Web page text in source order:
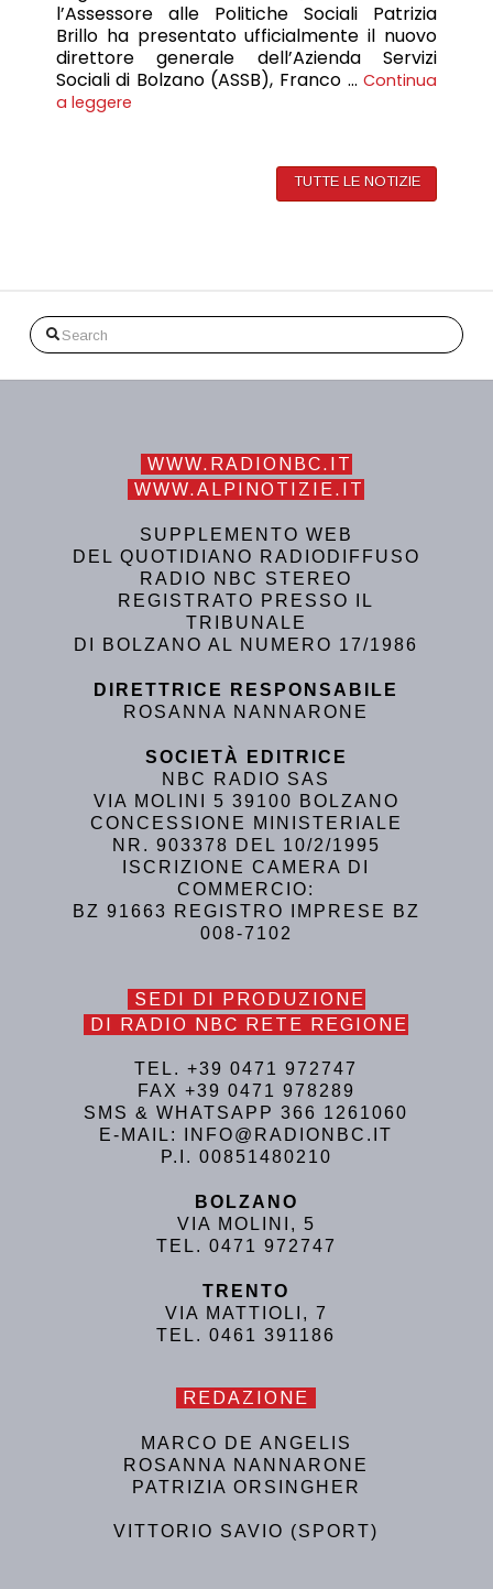
l’Assessore alle Politiche Sociali Patrizia
Brillo ha presentato ufficialmente il nuovo
direttore generale dell’Azienda Servizi
Sociali di Bolzano (ASSB), Franco …Continua
a leggere
TUTTE LE NOTIZIE
Search
WWW.RADIONBC.IT
WWW.ALPINOTIZIE.IT
SUPPLEMENTO WEB
DEL QUOTIDIANO RADIODIFFUSO
RADIO NBC STEREO
REGISTRATO PRESSO IL
TRIBUNALE
DI BOLZANO AL NUMERO 17/1986
DIRETTRICE RESPONSABILE
ROSANNA NANNARONE
SOCIETÀ EDITRICE
NBC RADIO SAS
VIA MOLINI 5 39100 BOLZANO
CONCESSIONE MINISTERIALE
NR. 903378 DEL 10/2/1995
ISCRIZIONE CAMERA DI
COMMERCIO:
BZ 91663 REGISTRO IMPRESE BZ
008-7102
SEDI DI PRODUZIONE
DI RADIO NBC RETE REGIONE
TEL. +39 0471 972747
FAX +39 0471 978289
SMS & WHATSAPP 366 1261060
E-MAIL: INFO@RADIONBC.IT
P.I. 00851480210
BOLZANO
VIA MOLINI, 5
TEL. 0471 972747
TRENTO
VIA MATTIOLI, 7
TEL. 0461 391186
REDAZIONE
MARCO DE ANGELIS
ROSANNA NANNARONE
PATRIZIA ORSINGHER
VITTORIO SAVIO (SPORT)